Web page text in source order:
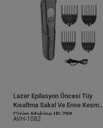
Lazer Epilasyon Öncesi Tüy
Kısaltma Sakal Ve Ense Kesme
Çizim Makine IP-788
AVH-1082